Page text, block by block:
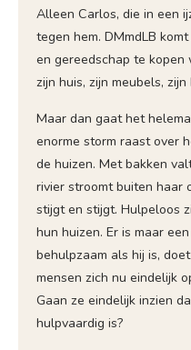
Alleen Carlos, die in een
tegen hem. DMmdLB
en gereedschap te
zijn huis, zijn meubels,
Maar dan gaat het
enorme storm raast over
de huizen. Met bakken
rivier stroomt buiten haar
stijgt en stijgt. Hulpeloos
hun huizen. Er is maar
behulpzaam als hij is,
mensen zich nu eindelijk
Gaan ze einde­lijk inzien
hulpvaardig is?